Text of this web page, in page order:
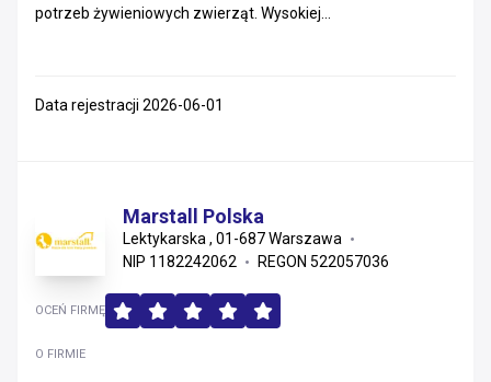
potrzeb żywieniowych zwierząt. Wysokiej...
Data rejestracji 2026-06-01
Marstall Polska
Lektykarska , 01-687 Warszawa
NIP 1182242062
REGON 522057036
O FIRMIE
OCEŃ FIRMĘ